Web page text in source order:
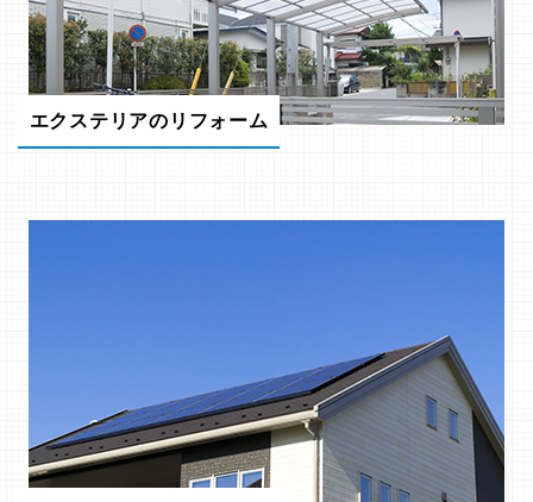
エクステリアのリフォーム